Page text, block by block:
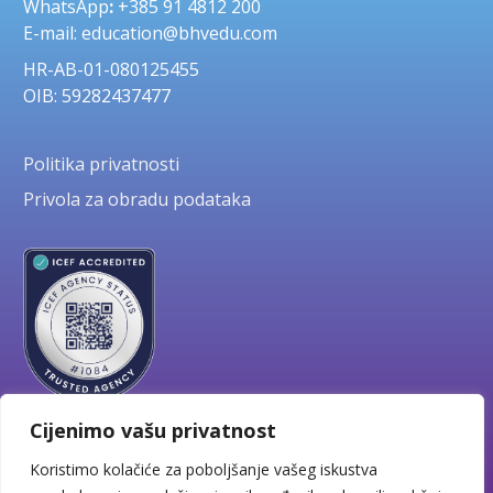
Cijenimo vašu privatnost
Koristimo kolačiće za poboljšanje vašeg iskustva
WhatsApp:+385 91 4812 200
E-mail: education@bhvedu.com
HR-AB-01-080125455
OIB: 59282437477
Politika privatnosti
Privola za obradu podataka